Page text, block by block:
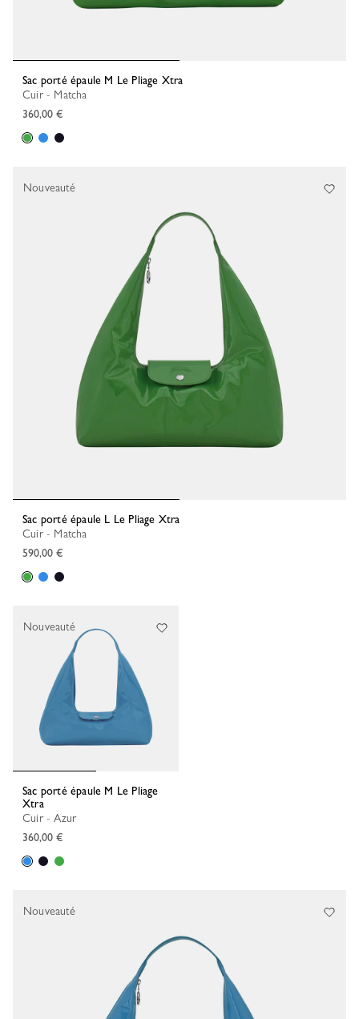
Sac porté épaule M Le Pliage Xtra
Cuir - Matcha
360,00 €
Sac porté épaule L Le Pliage Xtra
Cuir - Matcha
590,00 €
Nouveauté
Sac porté épaule M Le Pliage
Xtra
Cuir - Azur
360,00 €
Nouveauté
Nouveauté